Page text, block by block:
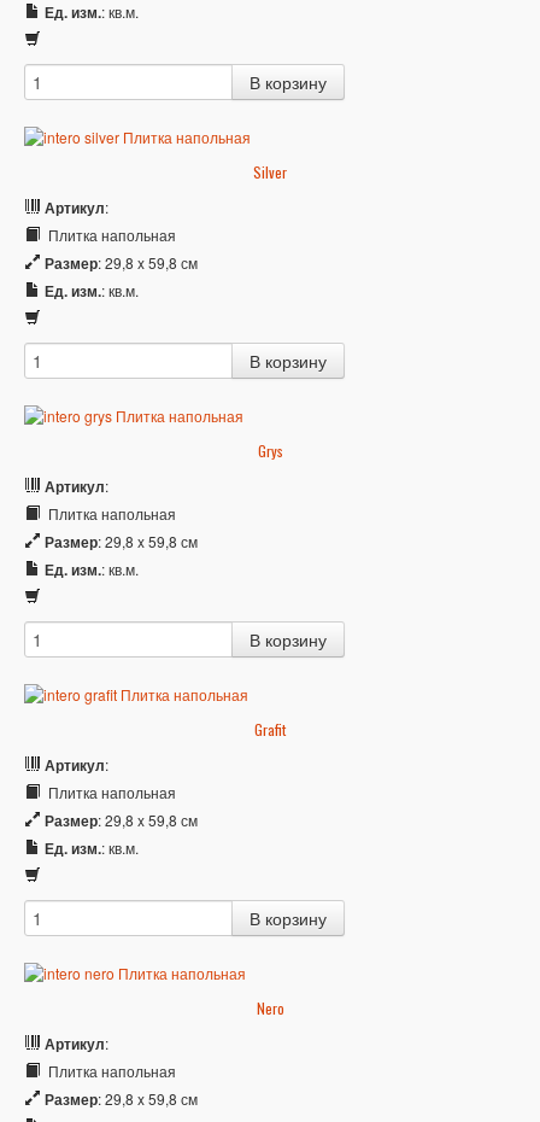
Ед. изм.: кв.м.
Silver
Артикул:
Плитка напольная
Размер: 29,8 x 59,8 см
Ед. изм.: кв.м.
Grys
Артикул:
Плитка напольная
Размер: 29,8 x 59,8 см
Ед. изм.: кв.м.
Grafit
Артикул:
Плитка напольная
Размер: 29,8 x 59,8 см
Ед. изм.: кв.м.
Nero
Артикул:
Плитка напольная
Размер: 29,8 x 59,8 см